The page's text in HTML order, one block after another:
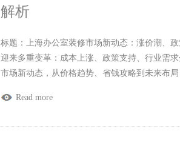
解析
标题：上海办公室装修市场新动态：涨价潮、
迎来多重变革：成本上涨、政策支持、行业需
市场新动态，从价格趋势、省钱攻略到未来布局
Read more